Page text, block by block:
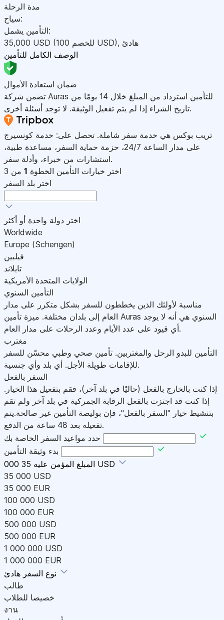
مدة الرحلة
سياح:
التأمين يشمل:
35,000 USD USD), هادئ
الوصف الكامل للتأمين
ضمان استعادة الأموال
تضمن شركة Auras للتأمين استرداد من المبلغ خلال 14 يومًا من
تاريخ الشراء إذا لم يتم تفعيل الوثيقة. لا توجد أسئلة أخرى.
تريب بوكس هي خدمة سفر شاملة. تحصل على: خدمة كونسيرج
على مدار الساعة 24/7، حزمة حماية السفر، مساعدة طبية،
استشارات من خبراء، وأدلة سفر.
اختر خيارات التأمين الخطوة 1 من 3
اختر بلد السفر
اختر دولة واحدة أو أكثر
Worldwide
Europe (Schengen)
فيلبين
تايلاند
الولايات المتحدة الأمريكية
التأمين السنوي
مناسبة لأولئك الذين يخططون للسفر بشكل متكرر على مدار
العام إلى بلدان مختلفة. ميزة تأمين Auras السنوي هي أنه لا يوجد
أي قيود على عدد الأيام وعدد الرحلات على مدار العام.
مغترب
التأمين للبدو الرحل والمغتربين. تأمين صحي وطبي محسّن للسفر
للإقامات طويلة الأجل. أي بلد وأي جنسية.
السفر بالفعل
إذا كنت بالخارج بالفعل (حاليًا في بلد آخر)، فقم بتفعيل هذا الخيار.
إذا كنت قد اجتزت بالفعل الرقابة الجمركية في بلد آخر ولم تقم
بتنشيط خيار "السفر بالفعل"، فإن بوليصة التأمين غير صالحة.يتم
تفعيله بعد 48 ساعة من الدفع.
حدد مواعيد السفر الخاصة بك
بدء وثيقة التأمين
المبلغ المؤمن عليه 35 000 USD
35 000 USD
35 000 EUR
100 000 USD
100 000 EUR
500 000 USD
500 000 EUR
1 000 000 USD
1 000 000 EUR
نوع السفر
طالب
خصيصا للطلاب
งาน